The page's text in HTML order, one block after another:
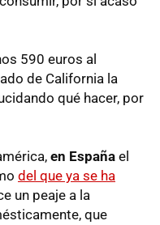
590 euros al
de California la
qué hacer, por
en España el
del que ya se ha
un peaje a la
que